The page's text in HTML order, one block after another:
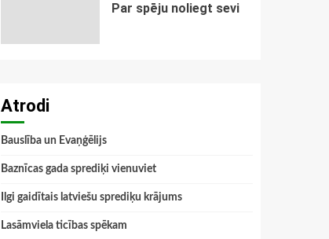
Par spēju noliegt sevi
Atrodi
Bauslība un Evaņģēlijs
Baznīcas gada sprediķi vienuviet
Ilgi gaidītais latviešu sprediķu krājums
Lasāmviela ticības spēkam